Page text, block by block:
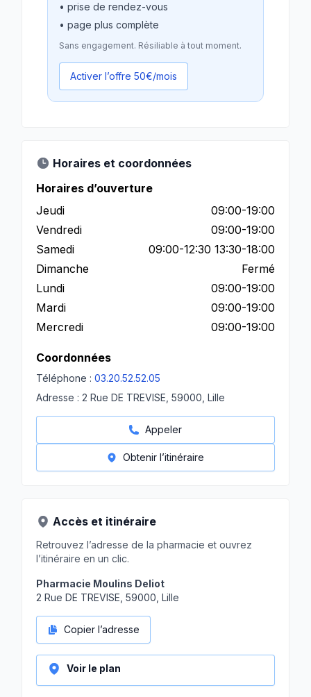
• prise de rendez-vous
• page plus complète
Sans engagement. Résiliable à tout moment.
Activer l’offre 50€/mois
Horaires et coordonnées
Horaires d’ouverture
Jeudi
09:00-19:00
Vendredi
09:00-19:00
Samedi
09:00-12:30 13:30-18:00
Dimanche
Fermé
Lundi
09:00-19:00
Mardi
09:00-19:00
Mercredi
09:00-19:00
Coordonnées
Téléphone : 03.20.52.52.05
Adresse : 2 Rue DE TREVISE, 59000, Lille
Appeler
Obtenir l’itinéraire
Accès et itinéraire
Retrouvez l’adresse de la pharmacie et ouvrez
l’itinéraire en un clic.
Pharmacie Moulins Deliot
2 Rue DE TREVISE, 59000, Lille
Copier l’adresse
Voir le plan